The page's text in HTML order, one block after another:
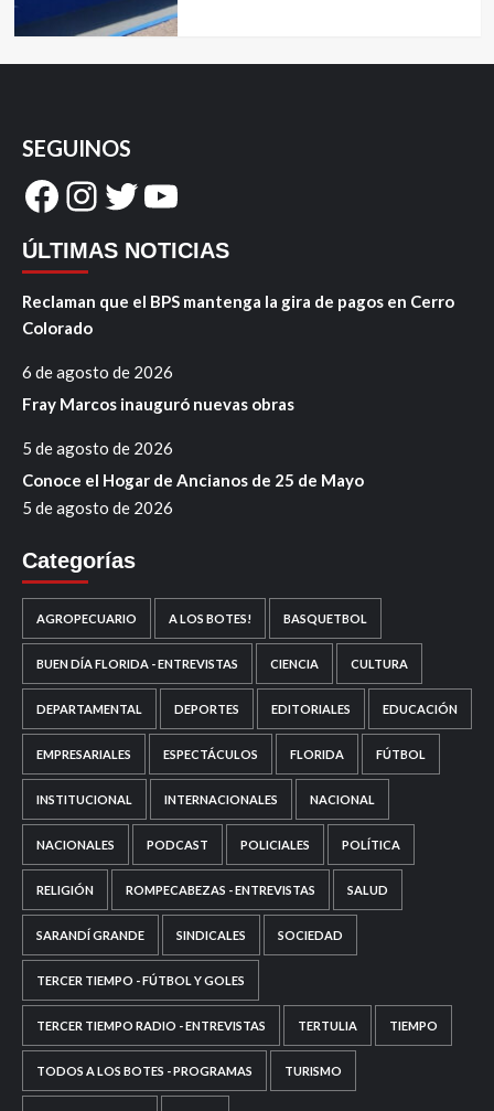
SEGUINOS
Facebook
Instagram
Twitter
YouTube
ÚLTIMAS NOTICIAS
Reclaman que el BPS mantenga la gira de pagos en Cerro
Colorado
6 de agosto de 2026
Fray Marcos inauguró nuevas obras
5 de agosto de 2026
Conoce el Hogar de Ancianos de 25 de Mayo
5 de agosto de 2026
Categorías
AGROPECUARIO A LOS BOTES! BASQUETBOL
BUEN DÍA FLORIDA - ENTREVISTAS CIENCIA CULTURA
DEPARTAMENTAL DEPORTES EDITORIALES EDUCACIÓN
EMPRESARIALES ESPECTÁCULOS FLORIDA FÚTBOL
INSTITUCIONAL INTERNACIONALES NACIONAL
NACIONALES PODCAST POLICIALES POLÍTICA
RELIGIÓN ROMPECABEZAS - ENTREVISTAS SALUD
SARANDÍ GRANDE SINDICALES SOCIEDAD
TERCER TIEMPO - FÚTBOL Y GOLES
TERCER TIEMPO RADIO - ENTREVISTAS TERTULIA TIEMPO
TODOS A LOS BOTES - PROGRAMAS TURISMO